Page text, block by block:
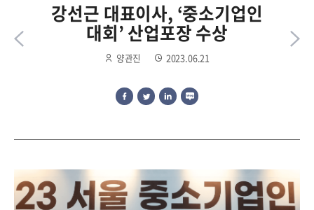
강선근 대표이사, ‘중소기업인
대회’ 산업포장 수상
양관진 2023.06.21